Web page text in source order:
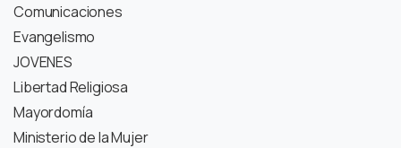
Comunicaciones
Evangelismo
JOVENES
Libertad Religiosa
Mayordomía
Ministerio de la Mujer